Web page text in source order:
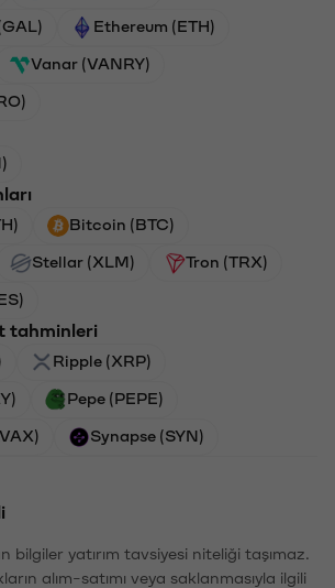
Ethereum (ETH)
Vanar (VANRY)
Bitcoin (BTC)
Stellar (XLM) Tron (TRX)
tahminleri
Ripple (XRP)
Pepe (PEPE)
Synapse (SYN)
bilgiler yatırım tavsiyesi niteliği taşımaz.
alım-satımı veya saklanmasıyla ilgili